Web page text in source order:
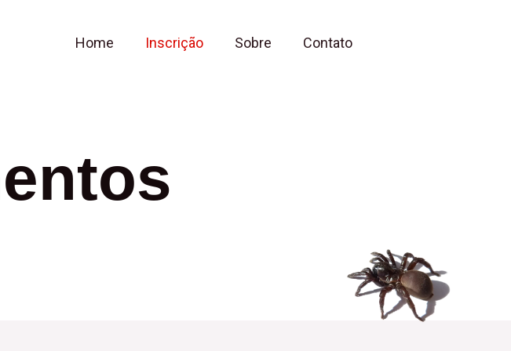
Home Inscrição Sobre Contato